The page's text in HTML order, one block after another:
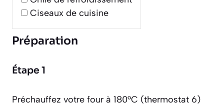
Ciseaux de cuisine
Préparation
Étape 1
Préchauffez votre four à 180°C (thermostat 6)